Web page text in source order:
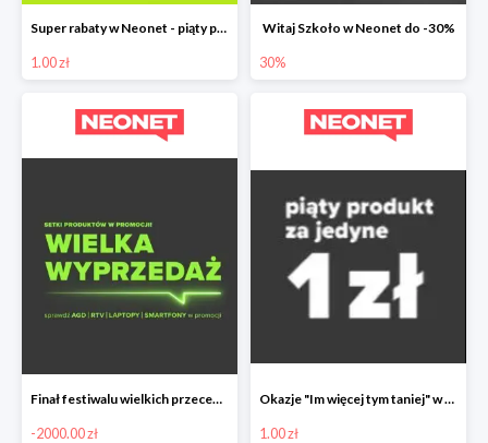
Super rabaty w Neonet - piąty produkt za 1 zł
1.00 zł
Witaj Szkoło w Neonet do -30%
30%
Finał festiwalu wielkich przecen w Neonet nawet do 2000 zł taniej
-2000.00 zł
Okazje "Im więcej tym taniej" w Neonet - piąty produkt 1 zł
1.00 zł